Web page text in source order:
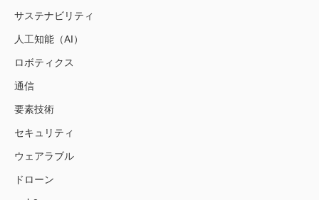
サステナビリティ
人工知能（AI）
ロボティクス
通信
要素技術
セキュリティ
ウェアラブル
ドローン